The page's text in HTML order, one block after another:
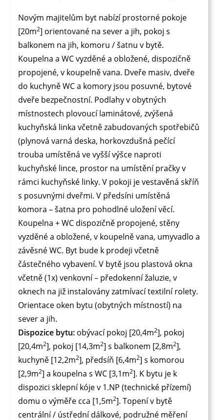
Novým majitelům byt nabízí prostorné pokoje
[20m2] orientované na sever a jih, pokoj s
balkonem na jih, komoru / šatnu v bytě.
Koupelna a WC vyzděné a obložené, dispozičně
propojené, v koupelně vana. Dveře masiv, dveře
do kuchyně WC a komory jsou posuvné, bytové
dveře bezpečnostní. Podlahy v obytných
místnostech plovoucí laminátové, zvýšená
kuchyňská linka včetně zabudovaných spotřebičů
(plynová varná deska, horkovzdušná pečící
trouba umístěná ve vyšší výšce naproti
kuchyňské lince, prostor na umístění pračky v
rámci kuchyňské linky. V pokoji je vestavěná skříň
s posuvnými dveřmi. V předsíni umístěná
komora – šatna pro pohodlné uložení věcí.
Koupelna + WC dispozičně propojené, stěny
vyzděné a obložené, v koupelně vana, umyvadlo a
závěsné WC. Byt bude k prodeji včetně
částečného vybavení. V bytě jsou plastová okna
včetně (1x) venkovní – předokenní žaluzie, v
oknech na již instalovány zatmívací textilní rolety.
Orientace oken bytu (obytných místností) na
sever a jih.
Dispozice bytu: obývací pokoj [20,4m2], pokoj
[20,4m2], pokoj [14,3m2] s balkonem [2,8m2],
kuchyně [12,2m2], předsíň [6,4m2] s komorou
[2,9m2] a koupelna s WC [3,1m2]. K bytu je k
dispozici sklepní kóje v 1.NP (technické přízemí)
domu o výměře cca [1,5m2]. Topení v bytě
centrální / ústřední dálkové, podružné měření